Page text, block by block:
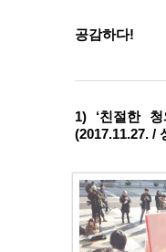
공감하다!
1) ‘친절한
(2017.11.27. /